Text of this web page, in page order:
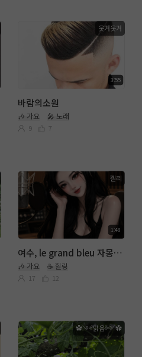
3:55
웃겨웃겨
바람의소원
🎶 가요 🎤 노래
9 7
1:48
켈리
여수, le grand bleu 자몽꽃 -켈리버젼-
🎶 가요 ☕ 힐링
17 12
✿༺맑음༻✿